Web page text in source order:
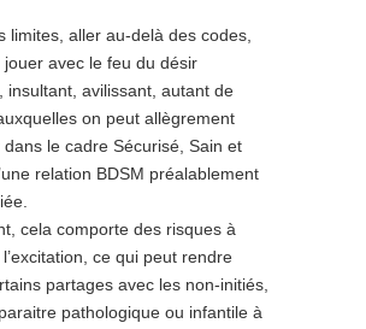
limites, aller au-delà des codes,
avec le feu du désir
insultant, avilissant, autant de
on peut allègrement
le cadre Sécurisé, Sain et
relation BDSM préalablement
cela comporte des risques à
ce qui peut rendre
partages avec les non-initiés,
pathologique ou infantile à